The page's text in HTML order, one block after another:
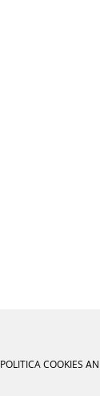
POLITICA COOKIES